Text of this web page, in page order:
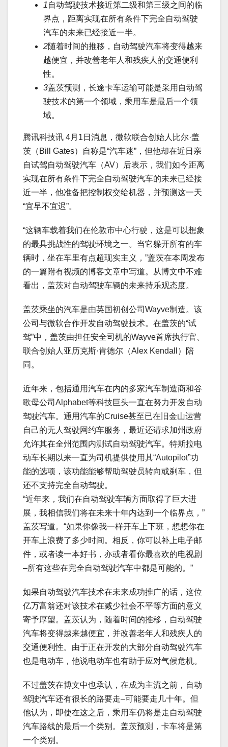
1自动驾驶技术接近第二级和第三级之间的临
界点，距离实现在所有条件下完全自动驾驶
汽车的未来已经接近一半。
2随着时间的推移，自动驾驶汽车将变得越来
越便宜，并改善老年人和残疾人的交通便利
性。
3盖茨预测，长途卡车运输可能是采用自动驾
驶技术的第一个领域，乘用车是最后一个领
域。
腾讯科技讯 4月1日消息，微软联合创始人比尔·盖
茨（Bill Gates）自称是“汽车迷”，但他却在近日亲
自试驾自动驾驶汽车（AV）后表示，我们如今距离
实现在所有条件下完全自动驾驶汽车的未来已经接
近一半，他准备把控制权交给机器，并预测这一天
“宜早不宜迟”。
“这辆车载着我们在伦敦市中心行驶，这是可以想象
的最具挑战性的驾驶环境之一。当它躲开所有的车
辆时，坐在车里有点超现实主义，”盖茨在本周发布
的一篇附有视频的博客文章中写道。从博文中不难
看出，盖茨对自动驾驶车辆的未来持乐观态度。
盖茨乘坐的汽车是由英国初创公司Wayve制造。该
公司与微软合作开发自动驾驶技术。在盖茨的“试
驾”中，盖茨由担任安全司机的Wayve首席执行官、
联合创始人亚历克斯·肯德尔（Alex Kendall）陪
同。
近年来，包括通用汽车在内的多家汽车制造商和谷
歌母公司Alphabet等科技巨头一直在努力开发自动
驾驶汽车。通用汽车的Cruise甚至已在旧金山运营
自己的无人驾驶网约车服务，最近还请求加州政府
允许其在全州范围内测试自动驾驶汽车。特斯拉电
动车长期以来一直为司机提供使用其“Autopilot”功
能的选项，该功能能够帮助驾驶员转向或刹车，但
还不支持完全自动驾驶。
“近年来，我们在自动驾驶车辆方面取得了巨大进
展，我相信我们将在未来十年内达到一个临界点，”
盖茨写道。“如果你像我一样开车上下班，想想你在
开车上浪费了多少时间。相反，你可以补上电子邮
件，或者读一本好书，亦或者看你最喜欢的电视剧
–所有这些在完全自动驾驶汽车中都是可能的。”
如果自动驾驶汽车技术在未来成功推广的话，这位
亿万富翁还对该技术在减少社会不平等方面的意义
寄予厚望。盖茨认为，随着时间的推移，自动驾驶
汽车将变得越来越便宜，并改善老年人和残疾人的
交通便利性。由于正在开发的大部分自动驾驶汽车
也是电动车，他说电动车也有助于应对气候危机。
不过盖茨在博文中也承认，在成为主流之前，自动
驾驶汽车还有很长的路要走–可能要走几十年。但
他认为，即使在这之后，乘用车仍将是走自动驾驶
汽车路线的最后一个类别。盖茨预测，卡车将是第
一个类别。